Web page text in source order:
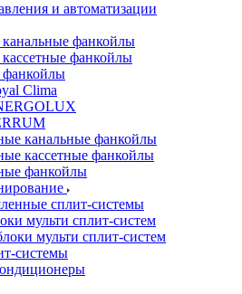
и автоматизации
фанкойлы
фанкойлы
фанкойлы
Clima
канальные фанкойлы
кассетные фанкойлы
фанкойлы
сплит-системы
мульти сплит-систем
мульти сплит-систем
системы